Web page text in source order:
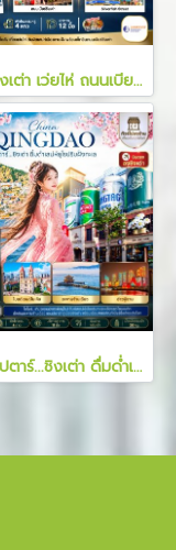
ทัวร์จีน ชิงเต่า เว่ยไห่ ถนนเบียร์ชิงเต่า 6 วัน 4 คืน
ทัวร์จีน ซุปตาร์...ชิงเต่า ดื่มด่ำเสน่ห์ยุโรปริมฝั่งทะเล 6 วัน 5 คืน